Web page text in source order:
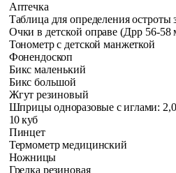
Аптечка
Таблица для определения
Очки в детской оправе (Дрр 56-58
Тонометр с детской манжеткой
Фонендоскоп
Бикс маленький
Бикс большой
Жгут резиновый
Шприцы одноразовые с иглами:
10 куб
Пинцет
Термометр медицинский
Ножницы
Грелка резиновая